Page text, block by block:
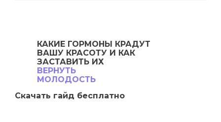
КАКИЕ ГОРМОНЫ
КРАДУТ
ВАШУ КРАСОТУ И КАК
ЗАСТАВИТЬ ИХ
ВЕРНУТЬ
МОЛОДОСТЬ
Скачать гайд бесплатно